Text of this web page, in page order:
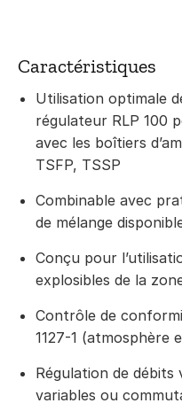
Caractéristiques
Utilisation optimale
régulateur RLP 100
avec les boîtiers
TSFP, TSSP
Combinable avec
de mélange
Conçu pour
explosibles de la
Contrôle de
1127-1 (atmosphère
Régulation de
variables ou